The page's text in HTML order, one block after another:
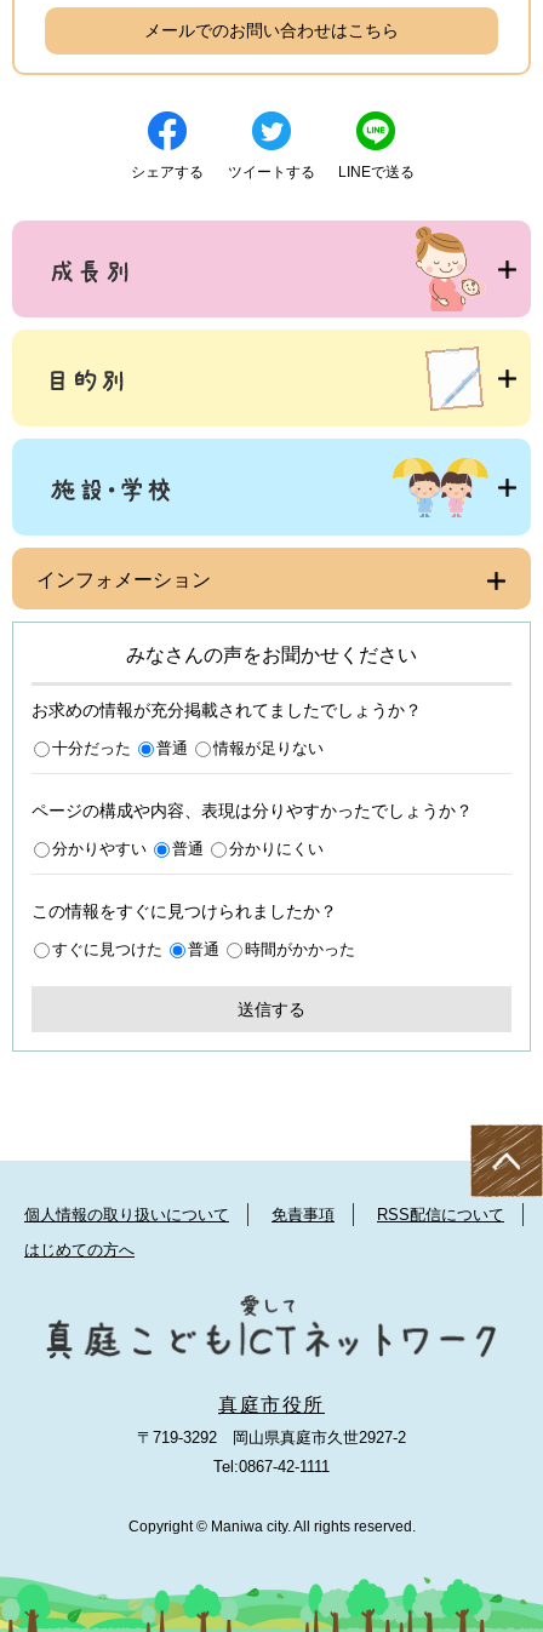
メールでのお問い合わせはこちら
シェアする ツイートする LINEで送る
インフォメーション
みなさんの声をお聞かせください
お求めの情報が充分掲載されてましたでしょうか？
十分だった 普通 情報が足りない
ページの構成や内容、表現は分りやすかったでしょうか？
分かりやすい 普通 分かりにくい
この情報をすぐに見つけられましたか？
すぐに見つけた 普通 時間がかかった
個人情報の取り扱いについて 免責事項
RSS配信について
はじめての方へ
真庭市役所
〒719-3292 岡山県真庭市久世2927-2
Tel:0867-42-1111
Copyright © Maniwa city. All rights reserved.